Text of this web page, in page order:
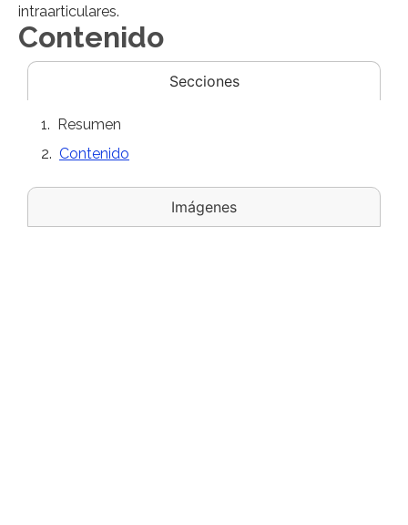
intraarticulares.
Contenido
Secciones
Imágenes
Resumen
Contenido